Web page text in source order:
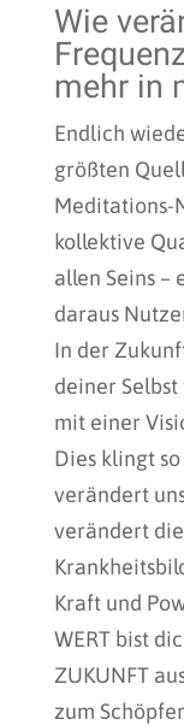
Wie
mehr in
Endlich
größten
Meditations-
kollektive
allen Seins –
daraus
In der
deiner
mit einer
Dies klingt
verändert
verändert
Kraft und
WERT bist
ZUKUNFT
zum